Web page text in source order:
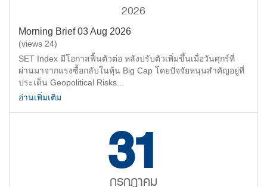
2026
Morning Brief 03 Aug 2026
(views 24)
SET Index มีโอกาสฟื้นตัวต่อ หลังปรับตัวเพิ่มขึ้นเมื่อวันศุกร์ที่
ผ่านมาจากแรงซื้อกลับในหุ้น Big Cap โดยปัจจัยหนุนสำคัญอยู่ที่
ประเด็น Geopolitical Risks...
อ่านเพิ่มเติม
31
กรกฏาคม